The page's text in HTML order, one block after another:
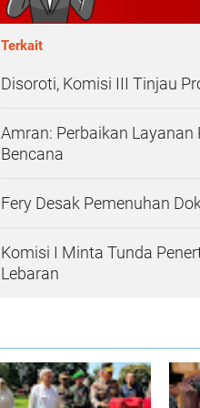
Terkait
Disoroti, Komisi III Tinjau
Amran: Perbaikan
Bencana
Fery Desak Pemenuhan
Komisi I Minta Tunda
Lebaran